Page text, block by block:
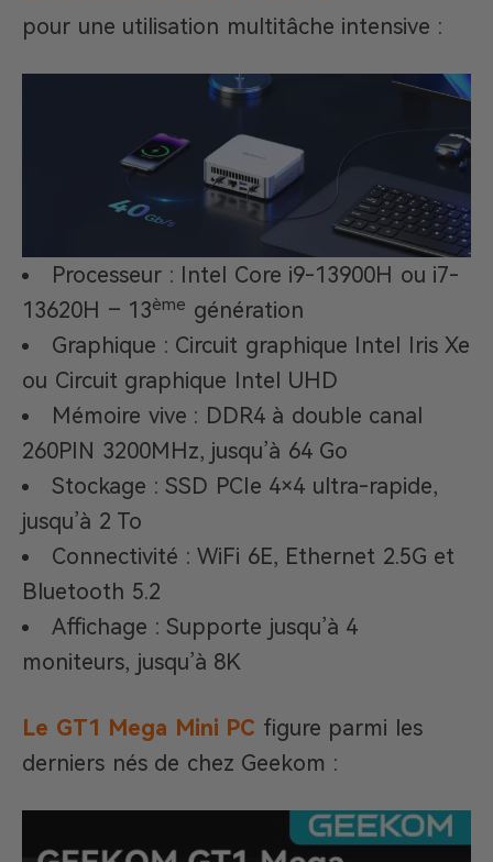
pour une utilisation multitâche intensive :
Processeur : Intel Core i9-13900H ou i7-
13620H – 13ème génération
Graphique : Circuit graphique Intel Iris Xe
ou Circuit graphique Intel UHD
Mémoire vive : DDR4 à double canal
260PIN 3200MHz, jusqu’à 64 Go
Stockage : SSD PCIe 4×4 ultra-rapide,
jusqu’à 2 To
Connectivité : WiFi 6E, Ethernet 2.5G et
Bluetooth 5.2
Affichage : Supporte jusqu’à 4
moniteurs, jusqu’à 8K
Le GT1 Mega Mini PC figure parmi les
derniers nés de chez Geekom :